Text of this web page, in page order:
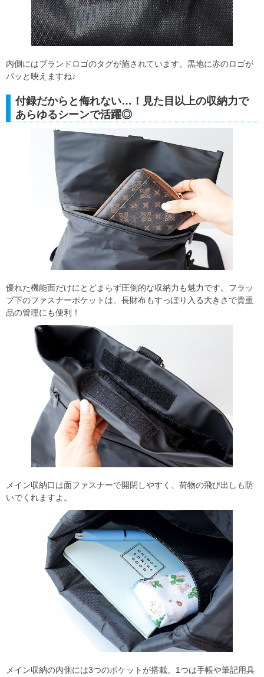
内側にはブランドロゴのタグが施されています。黒地に赤のロゴが
パッと映えますね♪
付録だからと侮れない…！見た目以上の収納力で
あらゆるシーンで活躍◎
優れた機能面だけにとどまらず圧倒的な収納力も魅力です。フラッ
プ下のファスナーポケットは、長財布もすっぽり入る大きさで貴重
品の管理にも便利！
メイン収納口は面ファスナーで開閉しやすく、荷物の飛び出しも防
いでくれますよ。
メイン収納の内側には3つのポケットが搭載。1つは手帳や筆記用具